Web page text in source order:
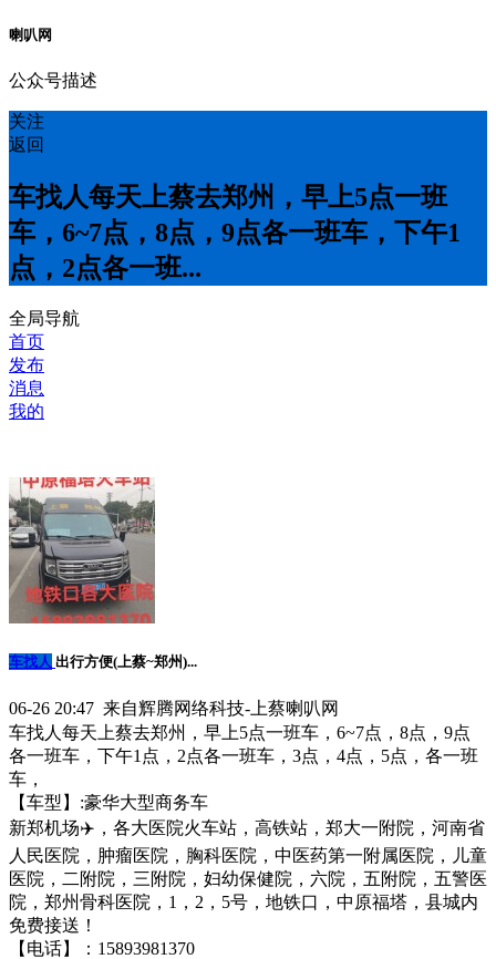
喇叭网
公众号描述
关注
返回
车找人每天上蔡去郑州，早上5点一班
车，6~7点，8点，9点各一班车，下午1
点，2点各一班...
全局导航
首页
发布
消息
我的
车找人 出行方便(上蔡~郑州)...
06-26 20:47 来自辉腾网络科技-上蔡喇叭网
车找人每天上蔡去郑州，早上5点一班车，6~7点，8点，9点
各一班车，下午1点，2点各一班车，3点，4点，5点，各一班
车，
【车型】:豪华大型商务车
新郑机场✈️，各大医院火车站，高铁站，郑大一附院，河南省
人民医院，肿瘤医院，胸科医院，中医药第一附属医院，儿童
医院，二附院，三附院，妇幼保健院，六院，五附院，五警医
院，郑州骨科医院，1，2，5号，地铁口，中原福塔，县城内
免费接送！
【电话】：15893981370